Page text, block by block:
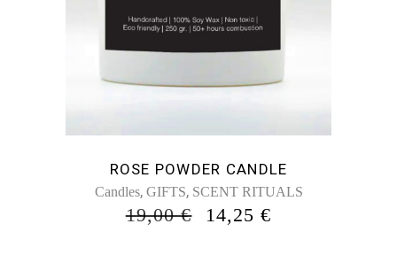
ROSE POWDER CANDLE
Candles, GIFTS, SCENT RITUALS
19,00€
ORIGINAL
14,25€